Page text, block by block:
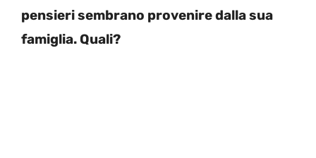
pensieri sembrano provenire dalla sua
famiglia. Quali?